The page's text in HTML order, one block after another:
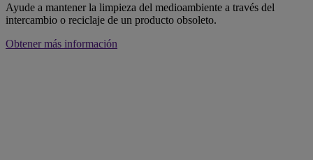
Ayude a mantener la limpieza del medioambiente a través del
intercambio o reciclaje de un producto obsoleto.
Obtener más información